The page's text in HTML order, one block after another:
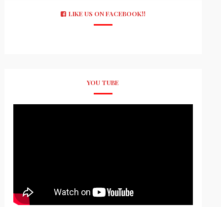
LIKE US ON FACEBOOK!!
YOU TUBE